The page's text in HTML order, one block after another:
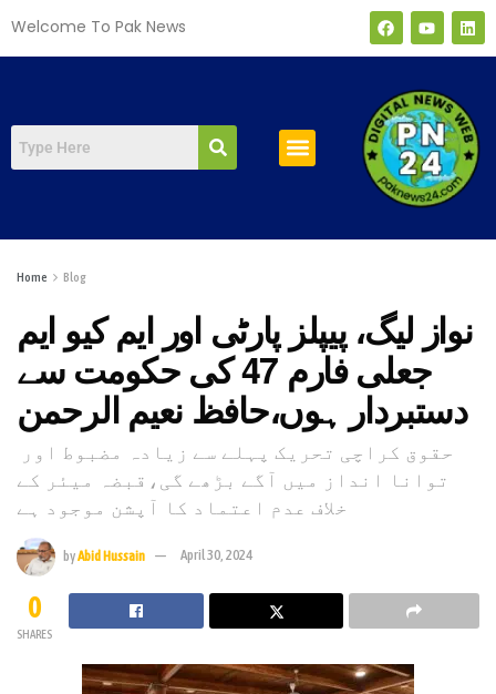
Welcome To Pak News
Home Blog
نواز لیگ، پیپلز پارٹی اور ایم کیو ایم
جعلی فارم 47 کی حکومت سے
دستبردار ہوں،حافظ نعیم الرحمن
توانا انداز میں آگے بڑھے گی،قبضہ میئر کے
byAbid Hussain April 30, 2024
0
SHARES